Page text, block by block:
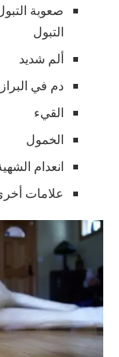
صعوبة
التبول
ألم شديد
دم في
القيء
الخمول
انعدام
علامات